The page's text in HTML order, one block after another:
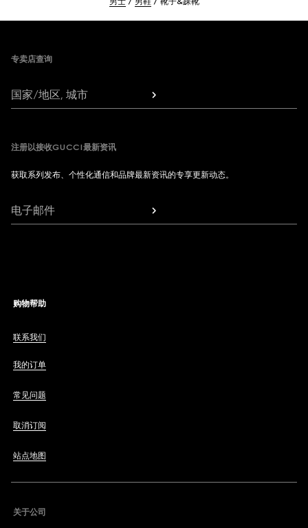
专卖店查询
国家/地区, 城市
注册以接收GUCCI最新资讯
获取系列发布、个性化通信和品牌最新资讯的专享更新动态。
电子邮件
购物帮助
联系我们
我的订单
常见问题
取消订阅
站点地图
关于公司